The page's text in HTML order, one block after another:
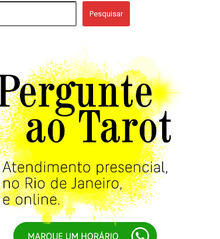
Pesquisar